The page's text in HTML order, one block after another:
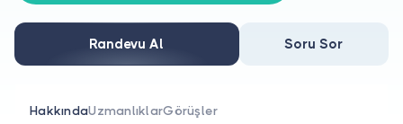
Doktor musunuz?
Randevu Al Soru Sor
HakkındaUzmanlıklarGörüşler